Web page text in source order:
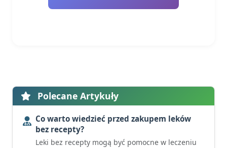
Polecane Artykuły
Co warto wiedzieć przed zakupem leków
bez recepty?
Leki bez recepty mogą być pomocne w leczeniu